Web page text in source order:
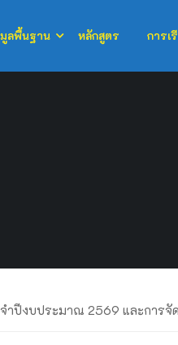
ลพื้นฐาน หลักสูตร การเ
ปีงบประมาณ 2569 และการ